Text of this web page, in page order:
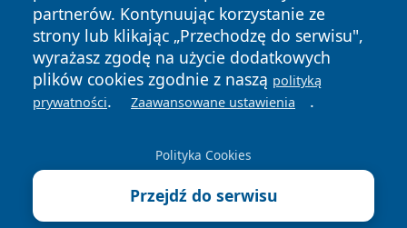
partnerów. Kontynuując korzystanie ze
strony lub klikając „Przechodzę do serwisu",
wyrażasz zgodę na użycie dodatkowych
plików cookies zgodnie z naszą polityką
prywatności. Zaawansowane ustawienia .
Polityka Cookies
Przejdź do serwisu
News Autorzy
Polityka
Prywatności
Polityka
Cookies